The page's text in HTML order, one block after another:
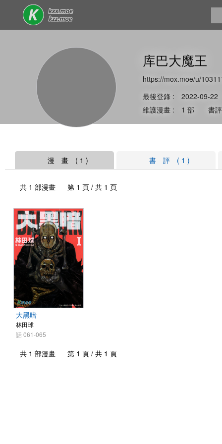
库巴大魔王
https://mox.moe/u/
最後登錄 : 2022-09-22
維護漫畫 : 1 部 書
漫 畫 ( 1 ) 書 評 ( 1 )
共 1 部漫畫 第 1 頁 / 共 1 頁
大黑暗
林田球
話 061-065
共 1 部漫畫 第 1 頁 / 共 1 頁